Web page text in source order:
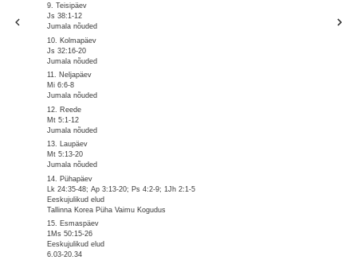
9. Teisipäev
Js 38:1-12
Jumala nõuded
10. Kolmapäev
Js 32:16-20
Jumala nõuded
11. Neljapäev
Mi 6:6-8
Jumala nõuded
12. Reede
Mt 5:1-12
Jumala nõuded
13. Laupäev
Mt 5:13-20
Jumala nõuded
14. Pühapäev
Lk 24:35-48; Ap 3:13-20; Ps 4:2-9; 1Jh 2:1-5
Eeskujulikud elud
Tallinna Korea Püha Vaimu Kogudus
15. Esmaspäev
1Ms 50:15-26
Eeskujulikud elud
6.03-20.34